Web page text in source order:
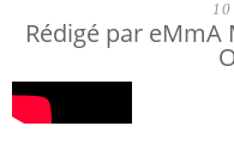
Rédigé par